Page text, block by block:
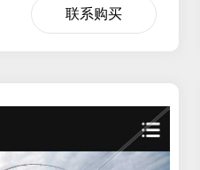
联系购买